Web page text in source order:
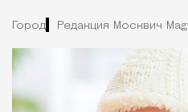
Город Редакция Москвич Mag